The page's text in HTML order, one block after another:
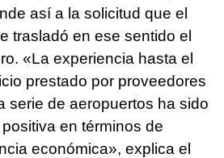
así a la solicitud que el
trasladó en ese sentido el
«La experiencia hasta el
prestado por proveedores
serie de aeropuertos ha sido
en términos de
económica», explica el